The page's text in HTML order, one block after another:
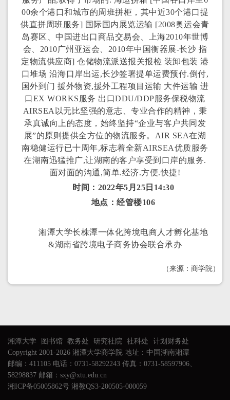
00余个港口和城市的周班拼柜，其中近30个港口提
供直拼周班服务] 国际国内展览运输 [2008奥运会青
岛赛区、中国进出口商品交易会、上海2010年世博
会、2010广州亚运会、2010年中国衡器展-长沙 指
定物流供应商] 仓储物流派送报关报检 装卸包装 港
口堆场 沿海口岸出运,长沙签署提单运费预付.倒付,
国外到门 援外物资,援外工程项目运输 大件运输 进
口EX WORKS服务 出口DDU/DDP服务保税物流
AIRSEA以无比坚强的意志、专业合作的精神，秉
承真诚向上的态度，始终坚持“企业与客户共同发
展”的原则提供全方位的物流服务。AIR SEA在湖
南稳健运行已十周年,标志着全新AIRSEA优质服务
在湖南迅猛推广,让湖南的客户享受到口岸的服务.
面对面的沟通,简单.经济.方便.快捷!
时间：2022年5月25日14:30
地点：经管楼106
湘潭大学长株潭一体化跨境电商人才孵化基地
&湖南省跨境电子商务协会联合承办
（来源：商学院）
湘潭大学 图书馆 教务处 研究社院 社科处
计划财务处
Copyright 2001-2026 湘潭大学商学院 地址：中国湖南湘潭
邮编：411105 电话：0731-58292243 传真：0731-58597906、
58298837 邮箱：sxy@xtu.edu.cn
湘ICP备05005862号 湘教QS3-200505-000059